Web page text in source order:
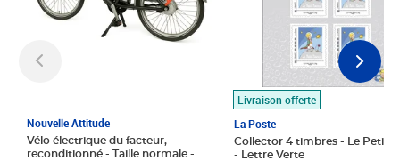
Nouvelle Attitude
Vélo électrique du facteur,
reconditionné - Taille normale -
Livraison offerte
La Poste
Collector 4 timbres - Le Petit
- Lettre Verte